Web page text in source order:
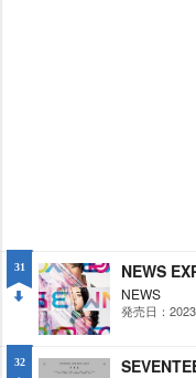
31
WN
NEWS
NEWS
発売日：
32